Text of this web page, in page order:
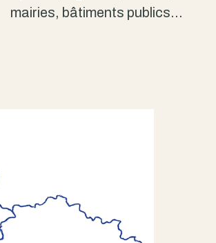
mairies, bâtiments publics…